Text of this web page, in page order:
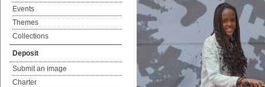
Events
Themes
Collections
Deposit
Submit an image
Charter